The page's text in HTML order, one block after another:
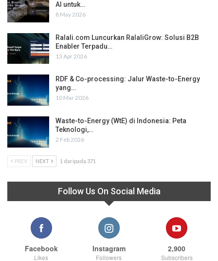
AI untuk…
8 May 2026
Ralali.com Luncurkan RalaliGrow: Solusi B2B
Enabler Terpadu…
13 Apr 2026
RDF & Co-processing: Jalur Waste-to-Energy
yang…
10 Mar 2026
Waste-to-Energy (WtE) di Indonesia: Peta
Teknologi,…
2 Feb 2026
PREV NEXT 1 daripada 371
Follow Us On Social Media
Facebook
Likes
Instagram
Followers
2,900
Subscribers